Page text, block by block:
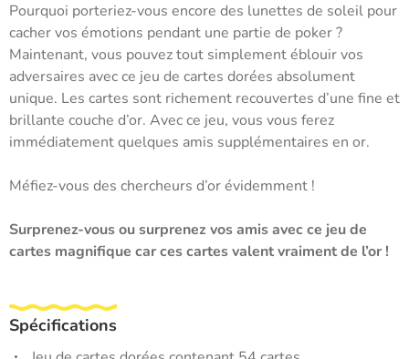
Pourquoi porteriez-vous encore des lunettes de soleil pour
cacher vos émotions pendant une partie de poker ?
Maintenant, vous pouvez tout simplement éblouir vos
adversaires avec ce jeu de cartes dorées absolument
unique. Les cartes sont richement recouvertes d’une fine et
brillante couche d’or. Avec ce jeu, vous vous ferez
immédiatement quelques amis supplémentaires en or.
Méfiez-vous des chercheurs d’or évidemment !
Surprenez-vous ou surprenez vos amis avec ce jeu de
cartes magnifique car ces cartes valent vraiment de l’or !
Spécifications